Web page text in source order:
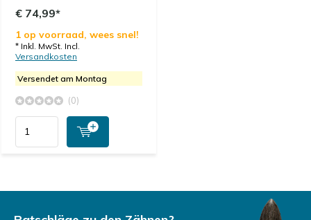
€ 74,99*
1 op voorraad, wees snel!
* Inkl. MwSt. Incl.
Versandkosten
Versendet am Montag
(0)